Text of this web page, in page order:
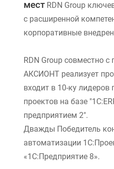
мест RDN Group
с расширенной
корпоративные
RDN Group совместно
АКСИОНТ реализует
входит в 10-ку лидеров
проектов на базе
предприятием 2".
Дважды Победитель
автоматизации
«1С:Предприятие 8».